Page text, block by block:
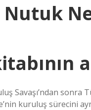
Savaşı’ndan
kuruluş sürecini